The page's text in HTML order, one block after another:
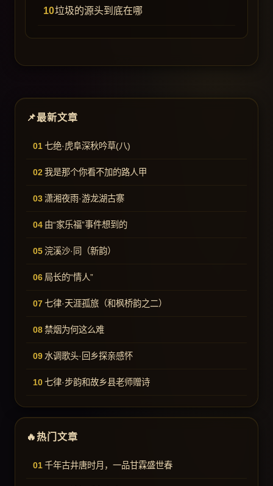
垃圾的源头到底在哪
最新文章
七绝·虎阜深秋吟草(八)
我是那个你看不加的路人甲
潇湘夜雨·游龙湖古寨
由“家乐福”事件想到的
浣溪沙·同（新韵）
局长的“情人”
七律·天涯孤旅（和枫桥韵之二）
禁烟为何这么难
水调歌头·回乡探亲感怀
七律·步韵和故乡县老师赠诗
热门文章
千年古井唐时月，一品甘霖盛世春